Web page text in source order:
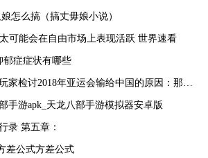
怎么搞（搞丈毋娘小说）
可能会在自由市场上表现活跃 世界速看
郁症症状有哪些
2018年亚运会输给中国的原因：那一年是Uzi的时代！
手游apk_天龙八部手游模拟器安卓版
录 第五章：
差公式方差公式